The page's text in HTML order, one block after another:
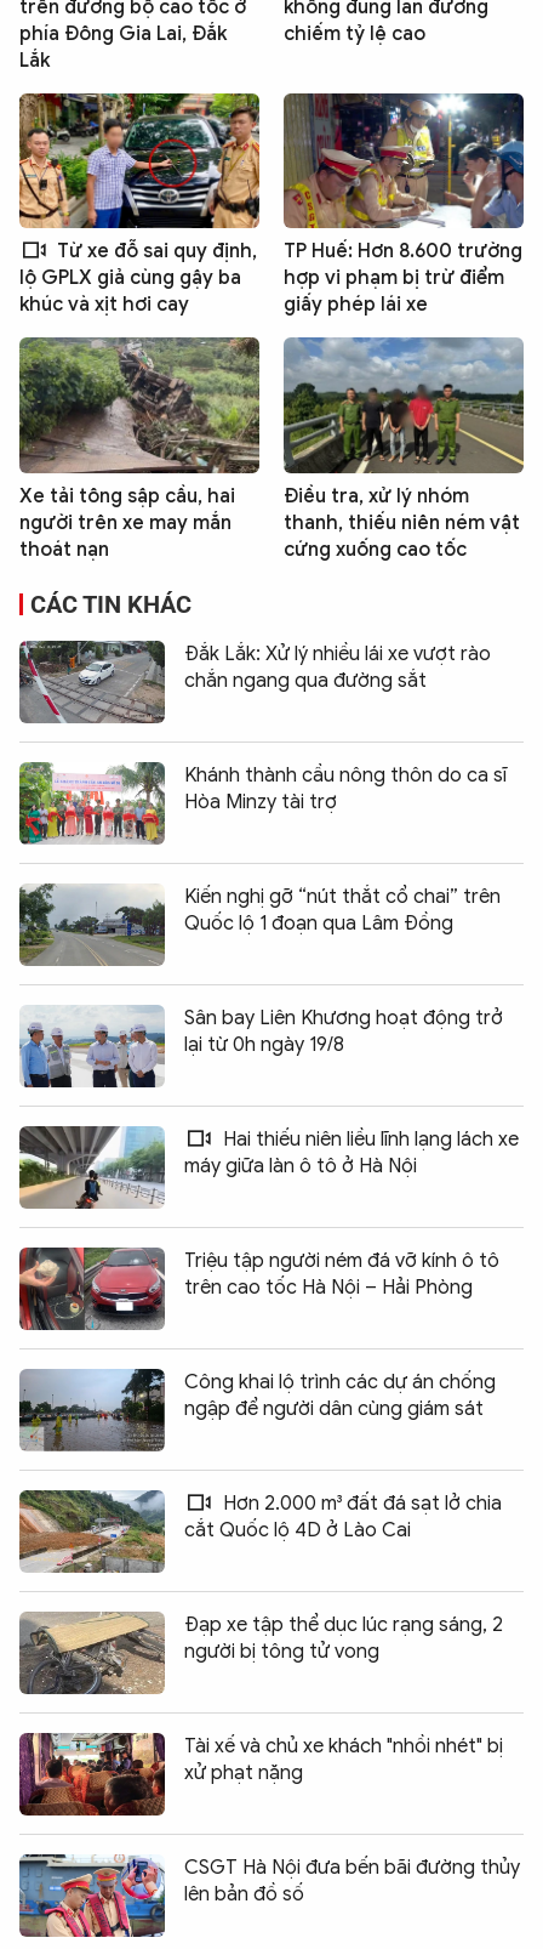
trên đường bộ cao tốc ở
phía Đông Gia Lai, Đắk
Lắk
không đúng làn đường
chiếm tỷ lệ cao
Từ xe đỗ sai quy định,
lộ GPLX giả cùng gậy ba
khúc và xịt hơi cay
TP Huế: Hơn 8.600 trường
hợp vi phạm bị trừ điểm
giấy phép lái xe
Xe tải tông sập cầu, hai
người trên xe may mắn
thoát nạn
Điều tra, xử lý nhóm
thanh, thiếu niên ném vật
cứng xuống cao tốc
CÁC TIN KHÁC
Đắk Lắk: Xử lý nhiều lái xe vượt rào
chắn ngang qua đường sắt
Khánh thành cầu nông thôn do ca sĩ
Hòa Minzy tài trợ
Kiến nghị gỡ “nút thắt cổ chai” trên
Quốc lộ 1 đoạn qua Lâm Đồng
Sân bay Liên Khương hoạt động trở
lại từ 0h ngày 19/8
Hai thiếu niên liều lĩnh lạng lách xe
máy giữa làn ô tô ở Hà Nội
Triệu tập người ném đá vỡ kính ô tô
trên cao tốc Hà Nội – Hải Phòng
Công khai lộ trình các dự án chống
ngập để người dân cùng giám sát
Hơn 2.000 m³ đất đá sạt lở chia
cắt Quốc lộ 4D ở Lào Cai
Đạp xe tập thể dục lúc rạng sáng, 2
người bị tông tử vong
Tài xế và chủ xe khách "nhồi nhét" bị
xử phạt nặng
CSGT Hà Nội đưa bến bãi đường thủy
lên bản đồ số